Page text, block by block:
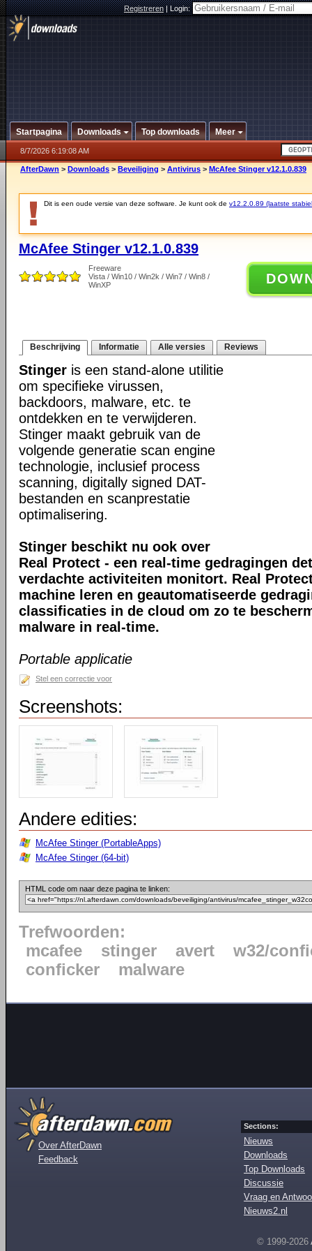
Registreren|Login:
Startpagina Downloads Top downloads Meer
8/7/2026 6:19:08 AM
AfterDawn > Downloads > Beveiliging > Antivirus > McAfee Stinger v12.1.0.839
Dit is een oude versie van deze software. Je kunt ook de v12.2.0.89 (laatste
McAfee Stinger v12.1.0.839
Freeware
Vista / Win10 / Win2k / Win7 / Win8 /
WinXP
Beschrijving Informatie Alle versies Reviews
Stinger is een stand-alone utilitie
om specifieke virussen,
backdoors, malware, etc. te
ontdekken en te verwijderen.
Stinger maakt gebruik van de
volgende generatie scan engine
technologie, inclusief process
scanning, digitally signed DAT-
bestanden en scanprestatie
optimalisering.
Stinger beschikt nu ook over
Real Protect - een real-time gedragingen
verdachte activiteiten monitort. Real
machine leren en geautomatiseerde
classificaties in de cloud om zo te
malware in real-time.
Portable applicatie
Stel een correctie voor
Screenshots:
Andere edities:
McAfee Stinger (PortableApps)
McAfee Stinger (64-bit)
HTML code om naar deze pagina te linken:
Trefwoorden:
mcafee
stinger avert
w32/
conficker
malware
Over AfterDawn
Feedback
Sections:
Nieuws
Downloads
Top Downloads
Discussie
Vraag en
Nieuws2.nl
© 1999-2026